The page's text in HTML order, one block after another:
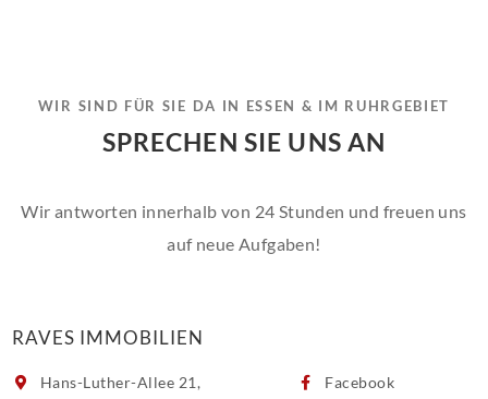
WIR SIND FÜR SIE DA IN ESSEN & IM RUHRGEBIET
SPRECHEN SIE UNS AN
Wir antworten innerhalb von 24 Stunden und freuen uns
auf neue Aufgaben!
RAVES IMMOBILIEN
Hans-Luther-Allee 21,
Facebook